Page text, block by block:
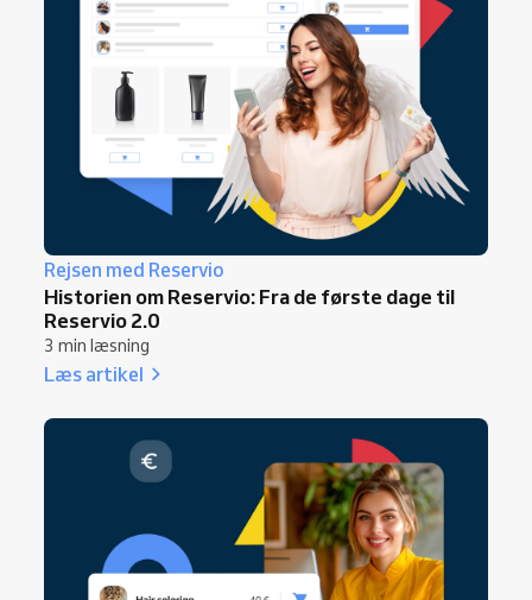
Rejsen med Reservio
Historien om Reservio: Fra de første dage til
Reservio 2.0
3 min læsning
Læs artikel